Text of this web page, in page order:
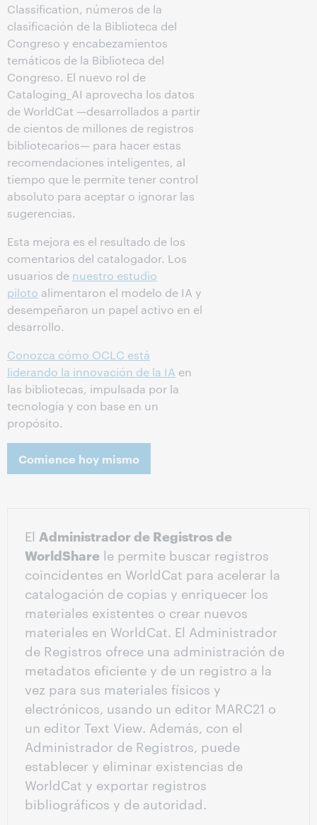
Classification, números de la
clasificación de la Biblioteca del
Congreso y encabezamientos
temáticos de la Biblioteca del
Congreso. El nuevo rol de
Cataloging_AI aprovecha los datos
de WorldCat —desarrollados a partir
de cientos de millones de registros
bibliotecarios— para hacer estas
recomendaciones inteligentes, al
tiempo que le permite tener control
absoluto para aceptar o ignorar las
sugerencias.
Esta mejora es el resultado de los
comentarios del catalogador. Los
usuarios de nuestro estudio
piloto alimentaron el modelo de IA y
desempeñaron un papel activo en el
desarrollo.
Conozca cómo OCLC está
liderando la innovación de la IA en
las bibliotecas, impulsada por la
tecnología y con base en un
propósito.
Comience hoy mismo
El Administrador de Registros de
WorldShare le permite buscar registros
coincidentes en WorldCat para acelerar la
catalogación de copias y enriquecer los
materiales existentes o crear nuevos
materiales en WorldCat. El Administrador
de Registros ofrece una administración de
metadatos eficiente y de un registro a la
vez para sus materiales físicos y
electrónicos, usando un editor MARC21 o
un editor Text View. Además, con el
Administrador de Registros, puede
establecer y eliminar existencias de
WorldCat y exportar registros
bibliográficos y de autoridad.